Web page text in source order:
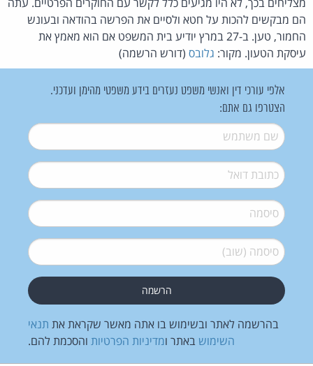
הם מבקשים להכות על חטא ולסיים את הפרשה בהודאה ובעונש
החמור, טען. ב-27 במרץ יודיע בית המשפט אם הוא מאמץ את
עיסקת הטעון. מקור: גלובס (דורש הרשמה)
אלפי עורכי דין ואנשי משפט נעזרים בידע משפטי מהימן ועדכני.
הצטרפו גם אתם:
שם משתמש*
דואל*
סיסמה*
סיסמה (שוב)*
בהרשמה לאתר ובשימוש בו אתה מאשר שקראת את תנאי
השימוש באתר ומדיניות הפרטיות והסכמת להם.